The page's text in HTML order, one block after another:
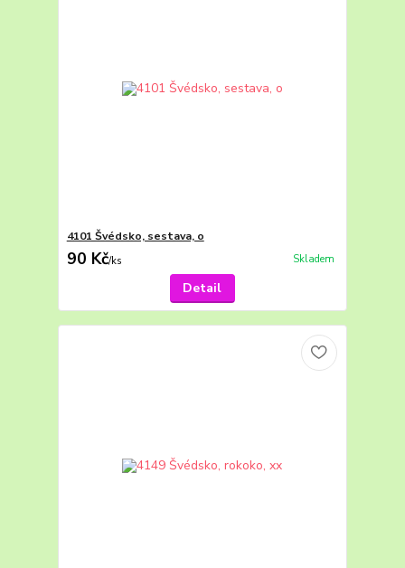
4101 Švédsko, sestava, o
90 Kč/ks Skladem
Detail